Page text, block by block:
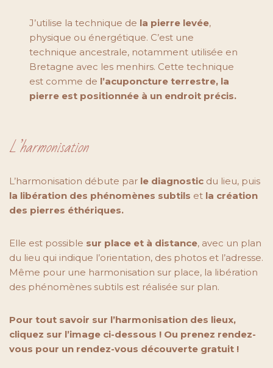
J’utilise la technique de la pierre levée,
physique ou énergétique. C’est une
technique ancestrale, notamment utilisée en
Bretagne avec les menhirs. Cette technique
est comme de l’acuponcture terrestre, la
pierre est positionnée à un endroit précis.
L’harmonisation
L’harmonisation débute par le diagnostic du lieu, puis
la libération des phénomènes subtils et la création
des pierres éthériques.
Elle est possible sur place et à distance, avec un plan
du lieu qui indique l’orientation, des photos et l’adresse.
Même pour une harmonisation sur place, la libération
des phénomènes subtils est réalisée sur plan.
Pour tout savoir sur l’harmonisation des lieux,
cliquez sur l’image ci-dessous ! Ou prenez rendez-
vous pour un rendez-vous découverte gratuit !